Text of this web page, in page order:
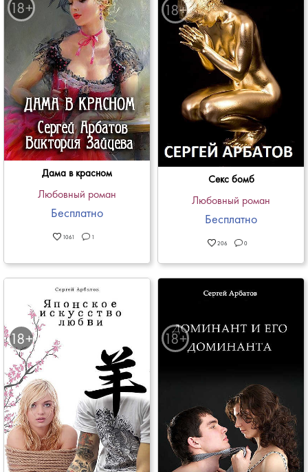
Дама в красном
Любовный роман
Бесплатно
1061 1
Секс бомб
Любовный роман
Бесплатно
206 0